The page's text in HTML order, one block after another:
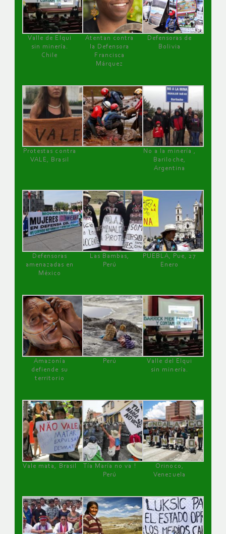
Valle de Elqui
sin minería.
Chile
Atentan contra
la Defensora
Francisca
Márquez
Defensoras de
Bolivia
Protestas contra
VALE, Brasil
No a la minería ,
Bariloche,
Argentina
Defensoras
amenazadas en
México
Las Bambas,
Perú
PUEBLA, Pue, 27
Enero
Amazonía
defiende su
territorio
Perú
Valle del Elqui
sin minería.
Vale mata, Brasil
Tía María no va !
Perú
Orinoco,
Venezuela